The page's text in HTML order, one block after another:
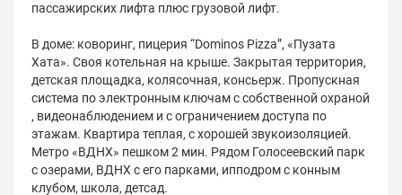
пассажирских лифта плюс грузовой лифт.
В доме: коворинг, пицерия “Dominos Pizza”, «Пузата
Хата». Своя котельная на крыше. Закрытая территория,
детская площадка, колясочная, консьерж. Пропускная
система по электронным ключам с собственной охраной
, видеонаблюдением и с ограничением доступа по
этажам. Квартира теплая, с хорошей звукоизоляцией.
Метро «ВДНХ» пешком 2 мин. Рядом Голосеевский парк
с озерами, ВДНХ с его парками, ипподром с конным
клубом, школа, детсад.